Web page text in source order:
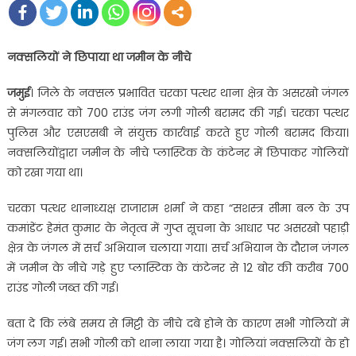
नक्सलियों ने छिपाया था जमीन के नीचे
जमुई। जिले के नक्सल प्रभावित चरका पत्थर थाना क्षेत्र के असरखो जंगल
से मंगलवार को 700 राउंड जंग लगी गोली बरामद की गई। चरका पत्थर
पुलिस और एसएसबी ने संयुक्त कार्रवाई करते हुए गोली बरामद किया।
नक्सलियोंद्वारा जमीन के नीचे प्लास्टिक के कंटेनर में छिपाकर गोलियों
को रखा गया था।
चरका पत्थर थानाध्यक्ष राजाराम शर्मा ने कहा “सशस्त्र सीमा बल के उप
कमांडेंट हेमंत कुमार के नेतृत्व में गुप्त सूचना के आधार पर असरखो पहाड़ी
क्षेत्र के जंगल में सर्च अभियान चलाया गया। सर्च अभियान के दौरान जंगल
में जमीन के नीचे गड़े हुए प्लास्टिक के कंटेनर से 12 बोर की करीब 700
राउंड गोली जब्त की गई।
बता दे कि लंबे समय से मिट्टी के नीचे दबे होने के कारण सभी गोलियों में
जंग लग गई। सभी गोली को थाना लाया गया है। गोलियां नक्सलियों के हो